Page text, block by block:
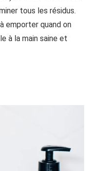
tous les résidus.
emporter quand on
à la main saine et